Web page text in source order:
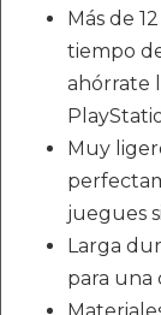
Más de
tiempo
ahórrate
Muy
juegues
Larga
para una